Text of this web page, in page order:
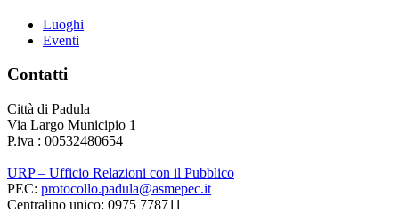
Luoghi
Eventi
Contatti
Città di Padula
Via Largo Municipio 1
P.iva : 00532480654
URP – Ufficio Relazioni con il Pubblico
PEC: protocollo.padula@asmepec.it
Centralino unico: 0975 778711